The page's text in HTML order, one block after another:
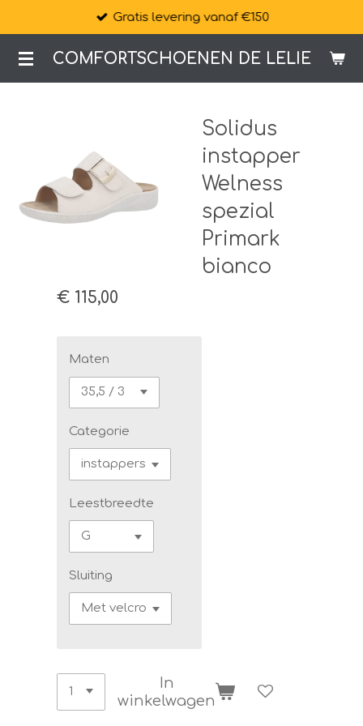
naar
de
COMFORTSCHOENEN DE LELIE
Gratis levering vanaf €150
Solidus
instapper
Welness
spezial
Primark
bianco
€ 115,00
Maten
Categorie
Leestbreedte
Sluiting
In
winkelwagen